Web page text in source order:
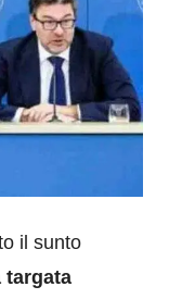
il sunto
targata